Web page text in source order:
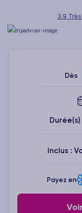
3.9
Dès
Durée(s)
Inclus :
Payez en